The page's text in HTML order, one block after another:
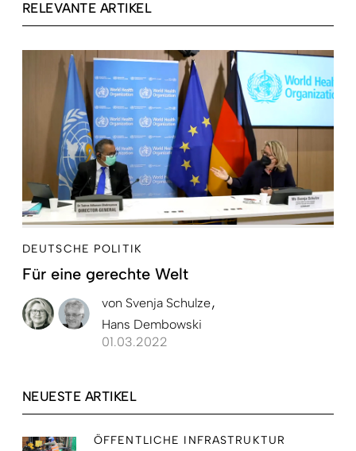
RELEVANTE ARTIKEL
DEUTSCHE POLITIK
Für eine gerechte Welt
von Svenja Schulze
Hans Dembowski
01.03.2022
NEUESTE ARTIKEL
ÖFFENTLICHE INFRASTRUKTUR